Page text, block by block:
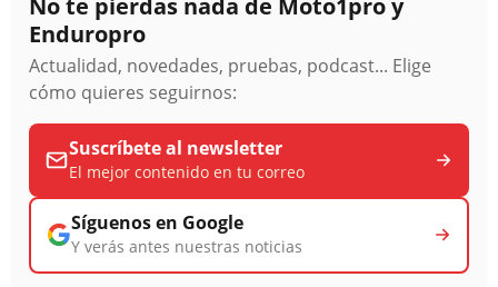
Enduropro
Actualidad, novedades, pruebas, podcast... Elige
cómo quieres seguirnos:
Suscríbete al newsletter
El mejor contenido en tu correo
Síguenos en Google
Y verás antes nuestras noticias